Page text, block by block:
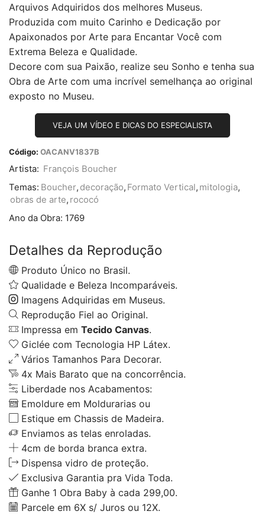
Arquivos Adquiridos dos melhores Museus.
Produzida com muito Carinho e Dedicação por
Apaixonados por Arte para Encantar Você com
Extrema Beleza e Qualidade.
Decore com sua Paixão, realize seu Sonho e tenha sua
Obra de Arte com uma incrível semelhança ao original
exposto no Museu.
VEJA UM VÍDEO E DICAS DO ESPECIALISTA
Código: OACANV1837B
Artista: François Boucher
Temas: Boucher, decoração, Formato Vertical , mitologia,
obras de arte, rococó
Ano da Obra: 1769
Detalhes da Reprodução
Produto Único no Brasil.
Qualidade e Beleza Incomparáveis.
Imagens Adquiridas em Museus.
Reprodução Fiel ao Original.
Impressa em Tecido Canvas.
Giclée com Tecnologia HP Látex.
Vários Tamanhos Para Decorar.
4x Mais Barato que na concorrência.
Liberdade nos Acabamentos:
Emoldure em Moldurarias ou
Estique em Chassis de Madeira.
Enviamos as telas enroladas.
4cm de borda branca extra.
Dispensa vidro de proteção.
Exclusiva Garantia pra Vida Toda.
Ganhe 1 Obra Baby à cada 299,00.
Parcele em 6X s/ Juros ou 12X.